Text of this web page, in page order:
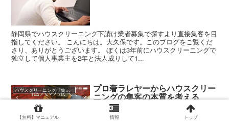
静岡県でハウスクリーニング下請け業者募集で探すより直接集客を目
指してください。 こんにちは。大久保です。このブログをご覧くだ
さり、ありがとうございます。 ぼくは3年前にハウスクリーニングで
独立して個人事業主を2年と法人成りして1...
ハウスクリーニング『集客』（利益100万円/月） プロ奢ラレヤーからハウスクリー
ニングの集客の本質を考える
【無料】マニュアル 情報 トップ